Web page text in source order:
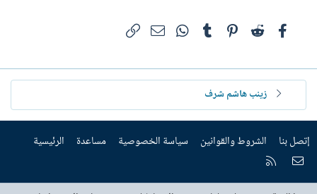
فيسبوكReddit
Pinterest
Tumblr
WhatsAppالبريد الإلكتروني
زينب هاشم شرف
إتصل بنا الشروط والقوانين سياسة الخصوصية مساعدة الرئيسية
إتصل بنا